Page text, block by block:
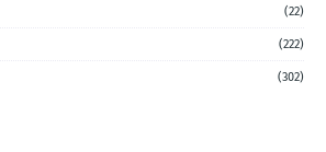
(22)
(222)
(302)